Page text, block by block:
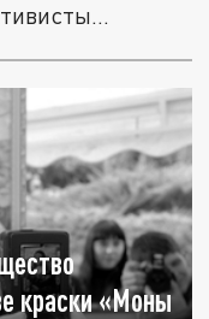
краски «Моны